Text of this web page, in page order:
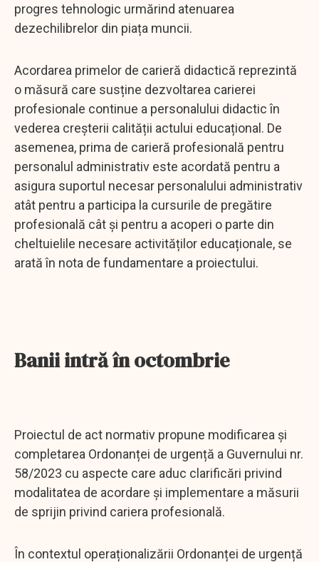
progres tehnologic urmărind atenuarea
dezechilibrelor din piața muncii.
Acordarea primelor de carieră didactică reprezintă
o măsură care susține dezvoltarea carierei
profesionale continue a personalului didactic în
vederea creșterii calității actului educațional. De
asemenea, prima de carieră profesională pentru
personalul administrativ este acordată pentru a
asigura suportul necesar personalului administrativ
atât pentru a participa la cursurile de pregătire
profesională cât și pentru a acoperi o parte din
cheltuielile necesare activităților educaționale, se
arată în nota de fundamentare a proiectului.
Banii intră în octombrie
Proiectul de act normativ propune modificarea și
completarea Ordonanței de urgență a Guvernului nr.
58/2023 cu aspecte care aduc clarificări privind
modalitatea de acordare și implementare a măsurii
de sprijin privind cariera profesională.
În contextul operaționalizării Ordonanței de urgență